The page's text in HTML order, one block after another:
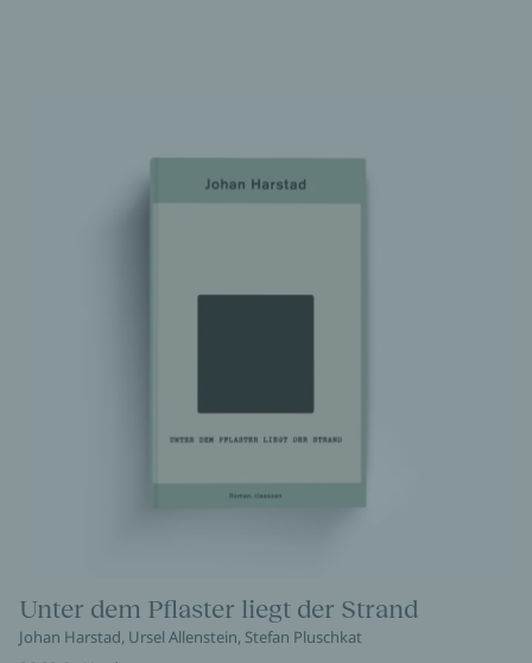
Unter dem Pflaster liegt der Strand
Johan Harstad, Ursel Allenstein, Stefan Pluschkat